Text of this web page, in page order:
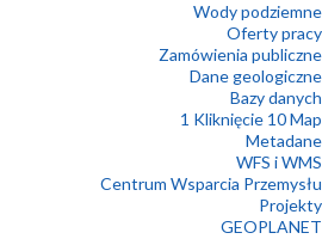
Wody podziemne
Oferty pracy
Zamówienia publiczne
Dane geologiczne
Bazy danych
1 Kliknięcie 10 Map
Metadane
WFS i WMS
Centrum Wsparcia Przemysłu
Projekty
GEOPLANET